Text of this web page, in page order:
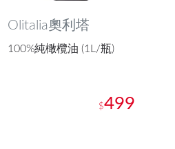
Olitalia奧利塔
100%純橄欖油 (1L/瓶)
$499